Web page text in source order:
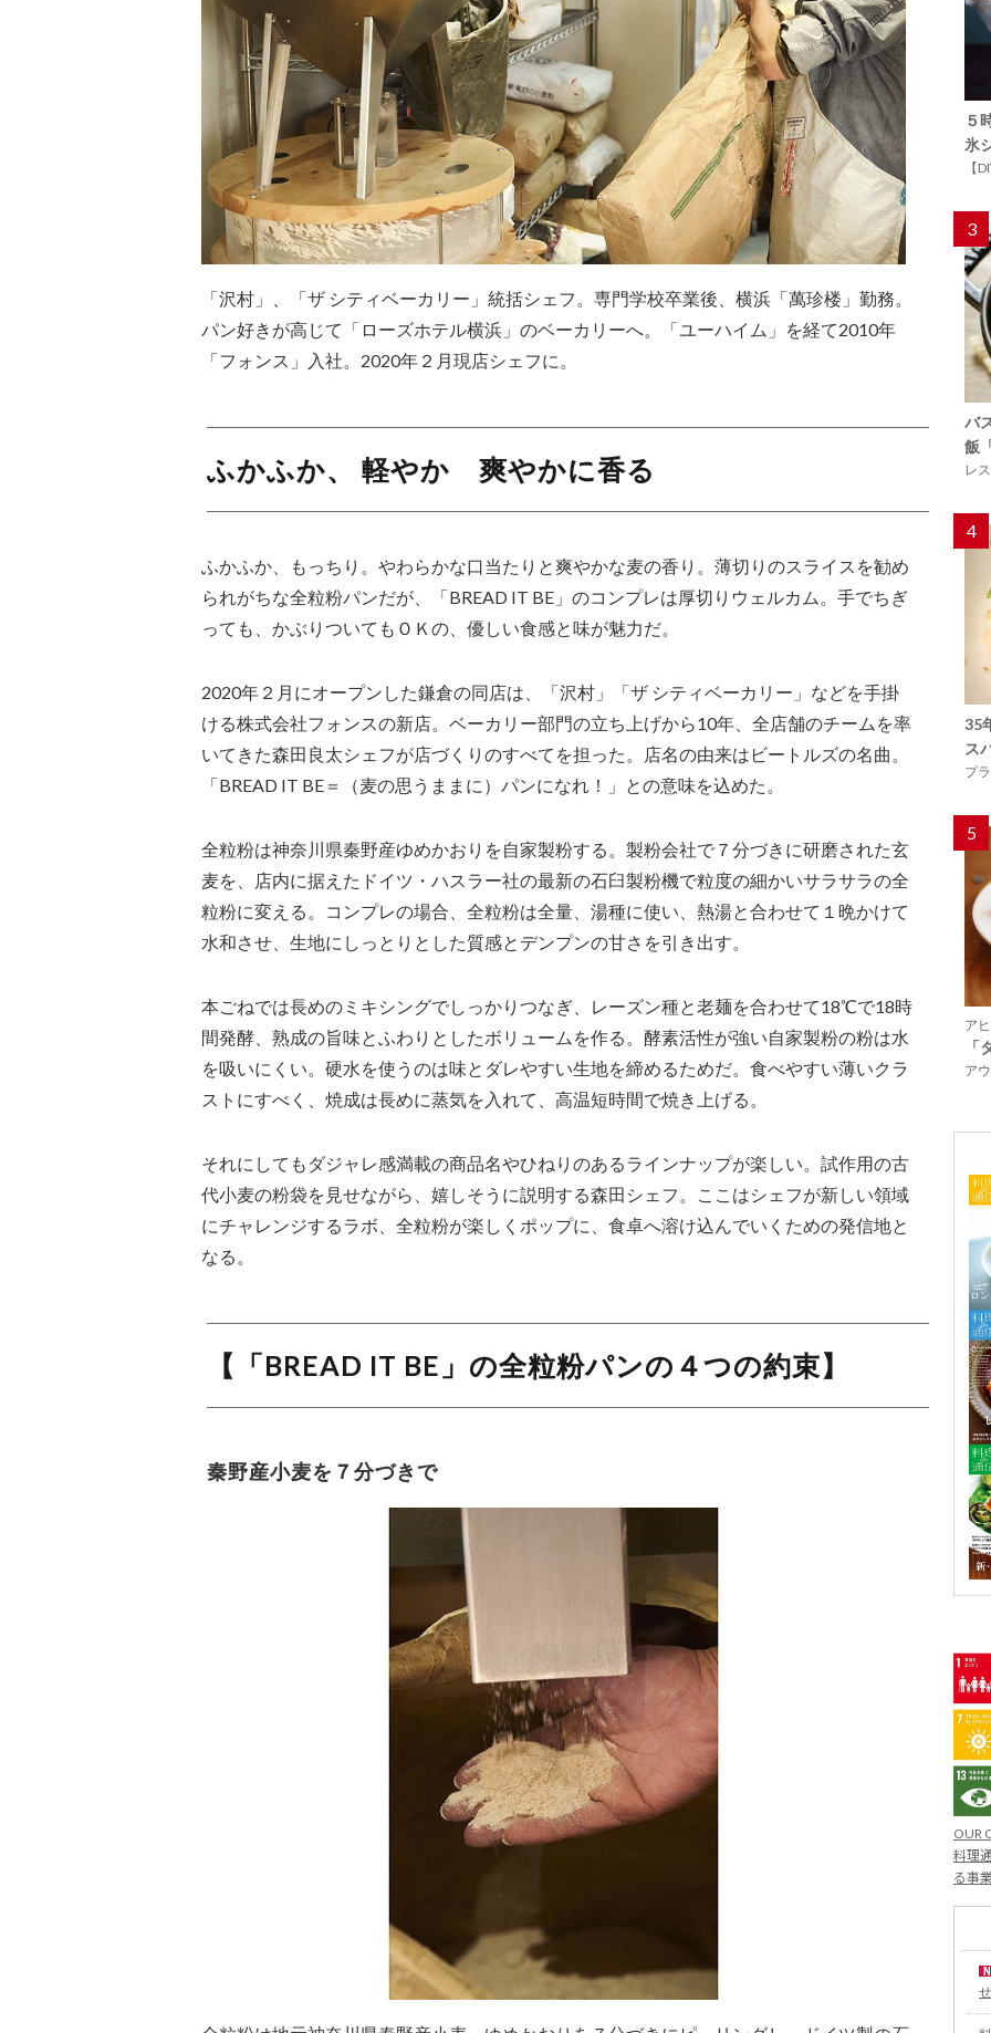
「沢村」、「ザ シティベーカリー」統括シェフ。専門学校卒業後、横浜「萬珍楼」勤務。
パン好きが高じて「ローズホテル横浜」のベーカリーへ。「ユーハイム」を経て2010年
「フォンス」入社。2020年２月現店シェフに。
ふかふか、 軽やか 爽やかに香る
ふかふか、もっちり。やわらかな口当たりと爽やかな麦の香り。薄切りのスライスを勧め
られがちな全粒粉パンだが、「BREAD IT BE」のコンプレは厚切りウェルカム。手でちぎ
っても、かぶりついてもＯＫの、優しい食感と味が魅力だ。
2020年２月にオープンした鎌倉の同店は、「沢村」「ザ シティベーカリー」などを手掛
ける株式会社フォンスの新店。ベーカリー部門の立ち上げから10年、全店舗のチームを率
いてきた森田良太シェフが店づくりのすべてを担った。店名の由来はビートルズの名曲。
「BREAD IT BE＝（麦の思うままに）パンになれ！」との意味を込めた。
全粒粉は神奈川県秦野産ゆめかおりを自家製粉する。製粉会社で７分づきに研磨された玄
麦を、店内に据えたドイツ・ハスラー社の最新の石臼製粉機で粒度の細かいサラサラの全
粒粉に変える。コンプレの場合、全粒粉は全量、湯種に使い、熱湯と合わせて１晩かけて
水和させ、生地にしっとりとした質感とデンプンの甘さを引き出す。
本ごねでは長めのミキシングでしっかりつなぎ、レーズン種と老麺を合わせて18℃で18時
間発酵、熟成の旨味とふわりとしたボリュームを作る。酵素活性が強い自家製粉の粉は水
を吸いにくい。硬水を使うのは味とダレやすい生地を締めるためだ。食べやすい薄いクラ
ストにすべく、焼成は長めに蒸気を入れて、高温短時間で焼き上げる。
それにしてもダジャレ感満載の商品名やひねりのあるラインナップが楽しい。試作用の古
代小麦の粉袋を見せながら、嬉しそうに説明する森田シェフ。ここはシェフが新しい領域
にチャレンジするラボ、全粒粉が楽しくポップに、食卓へ溶け込んでいくための発信地と
なる。
【「BREAD IT BE」の全粒粉パンの４つの約束】
秦野産小麦を７分づきで
５
氷
【
3
バ
飯
レ
4
35
ス
プ
5
ア
ア
OUR
料理
る事
せ